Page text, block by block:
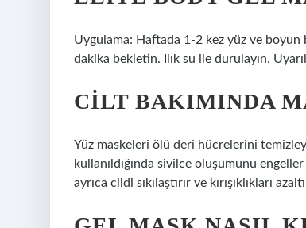
Uygulama: Haftada 1-2 kez yüz ve boyun
dakika bekletin. Ilık su ile durulayın.
CILT BAKIMINDA
Yüz maskeleri ölü deri hücrelerini
kullanıldığında sivilce oluşumunu
ayrıca cildi sıkılaştırır ve kırışıklıkları